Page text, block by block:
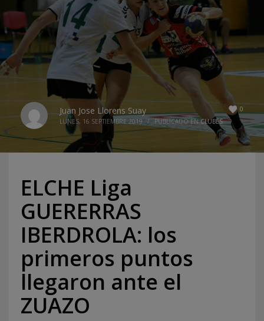
0
Juan Jose Llorens Suay
LUNES, 16 SEPTIEMBRE 2019 / PUBLICADO ENCLUBES
ELCHE Liga
GUERERRAS
IBERDROLA: los
primeros puntos
llegaron ante el
ZUAZO